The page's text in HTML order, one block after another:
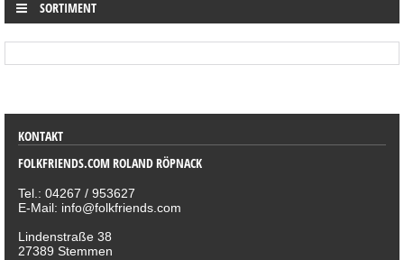
SORTIMENT
KONTAKT
FOLKFRIENDS.COM ROLAND RÖPNACK
Tel.: 04267 / 953627
E-Mail: info@folkfriends.com
Lindenstraße 38
27389 Stemmen